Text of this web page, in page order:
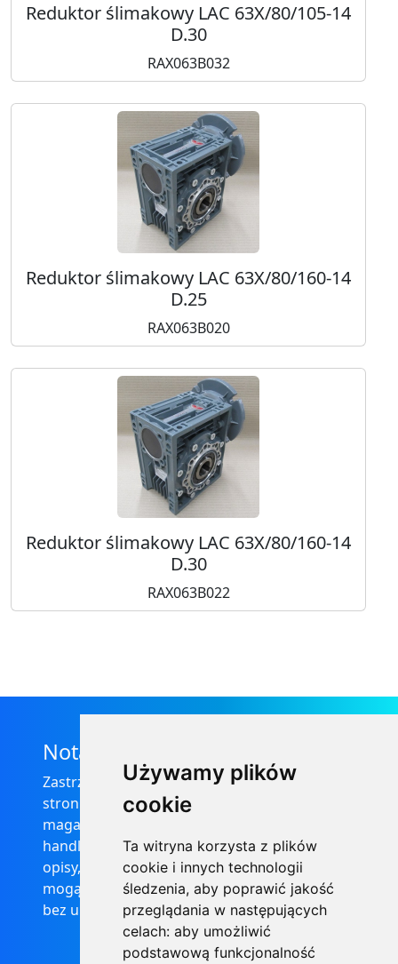
Używamy plików
cookie
Ta witryna korzysta z plików
cookie i innych technologii
śledzenia, aby poprawić jakość
przeglądania w następujących
celach: aby umożliwić
podstawową funkcjonalność
Reduktor ślimakowy LAC 63X/80/105-14
D.30
RAX063B032
Reduktor ślimakowy LAC 63X/80/160-14
D.25
RAX063B020
Reduktor ślimakowy LAC 63X/80/160-14
D.30
RAX063B022
Nota prawna
Zastrzega się, że informacje zamieszczone na
stronie internetowej https://informator-
magazynowy.technical.pl/ nie stanowią oferty
handlowej w rozumieniu prawa, ponadto
opisy, dane techniczne i pozostałe informacje
mogą ulec zmianie bez podania przyczyny i
bez uprzedzenia.